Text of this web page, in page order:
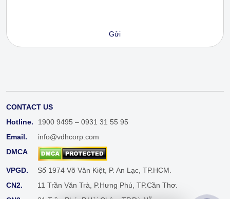
CONTACT US
Hotline.
1900 9495 – 0931 31 55 95
Email.
info@vdhcorp.com
DMCA
VPGD.
Số 1974 Võ Văn Kiệt, P. An Lạc, TP.HCM.
CN2.
11 Trần Văn Trà, P.Hưng Phú, TP.Cần Thơ.